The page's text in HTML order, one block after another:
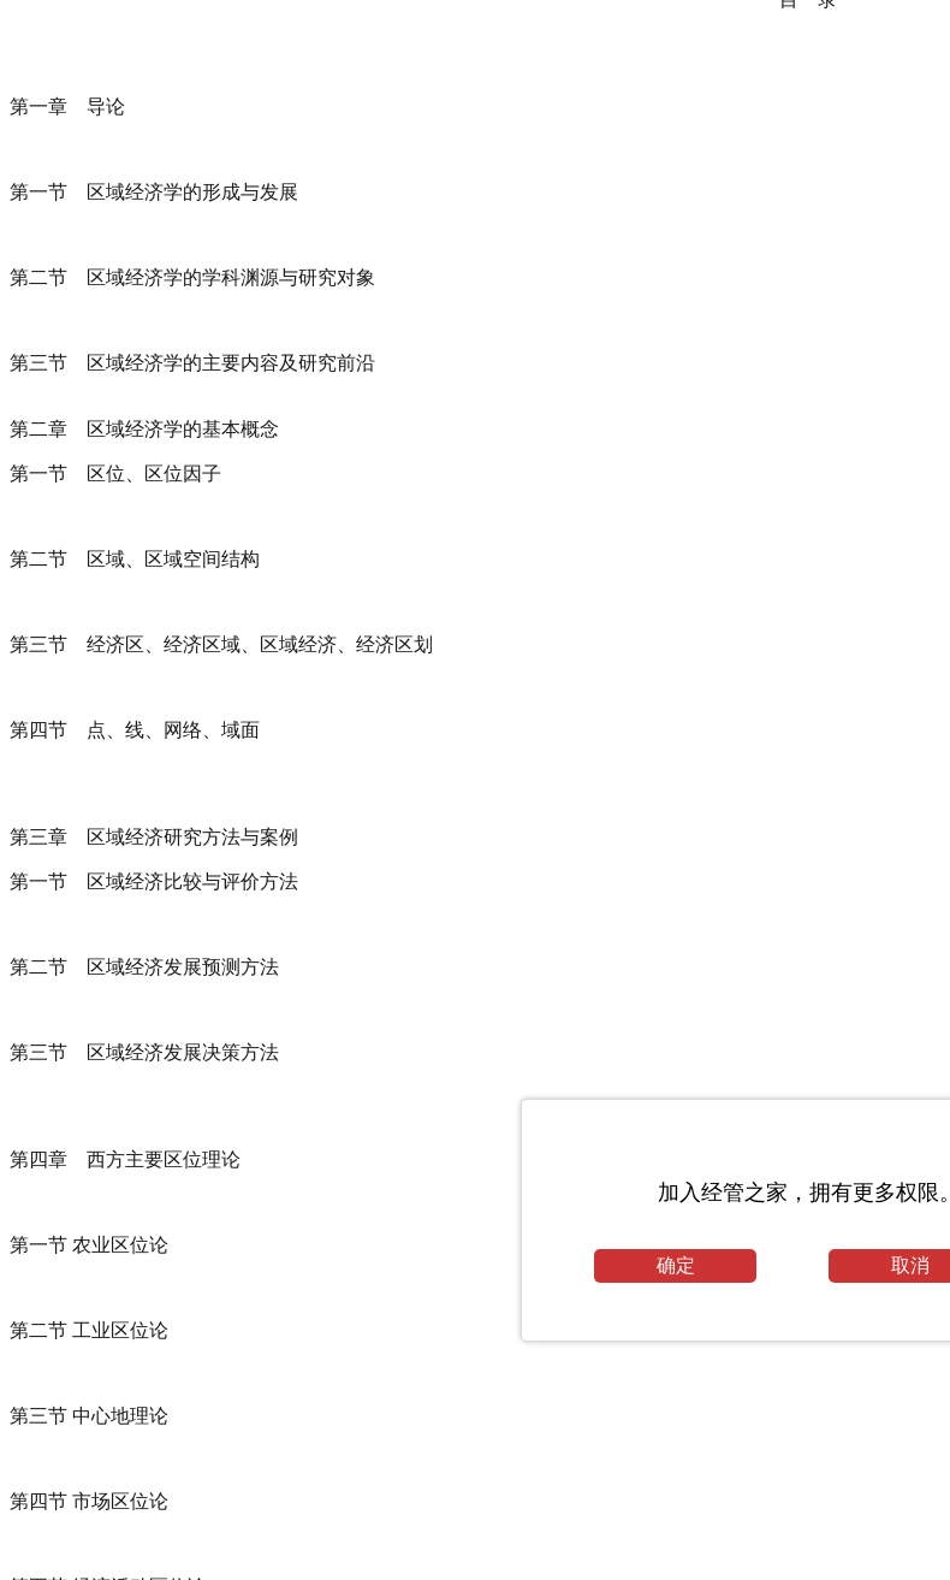
第一章 导论
第一节 区域经济学的形成与发展
第二节 区域经济学的学科渊源与研究对象
第三节 区域经济学的主要内容及研究前沿
第二章 区域经济学的基本概念
第一节 区位、区位因子
第二节 区域、区域空间结构
第三节 经济区、经济区域、区域经济、经济区划
第四节 点、线、网络、域面
第三章 区域经济研究方法与案例
第一节 区域经济比较与评价方法
第二节 区域经济发展预测方法
第三节 区域经济发展决策方法
第四章 西方主要区位理论
第一节 农业区位论
第二节 工业区位论
第三节 中心地理论
第四节 市场区位论
加入经管之家，拥有更多权限。
确定 取消